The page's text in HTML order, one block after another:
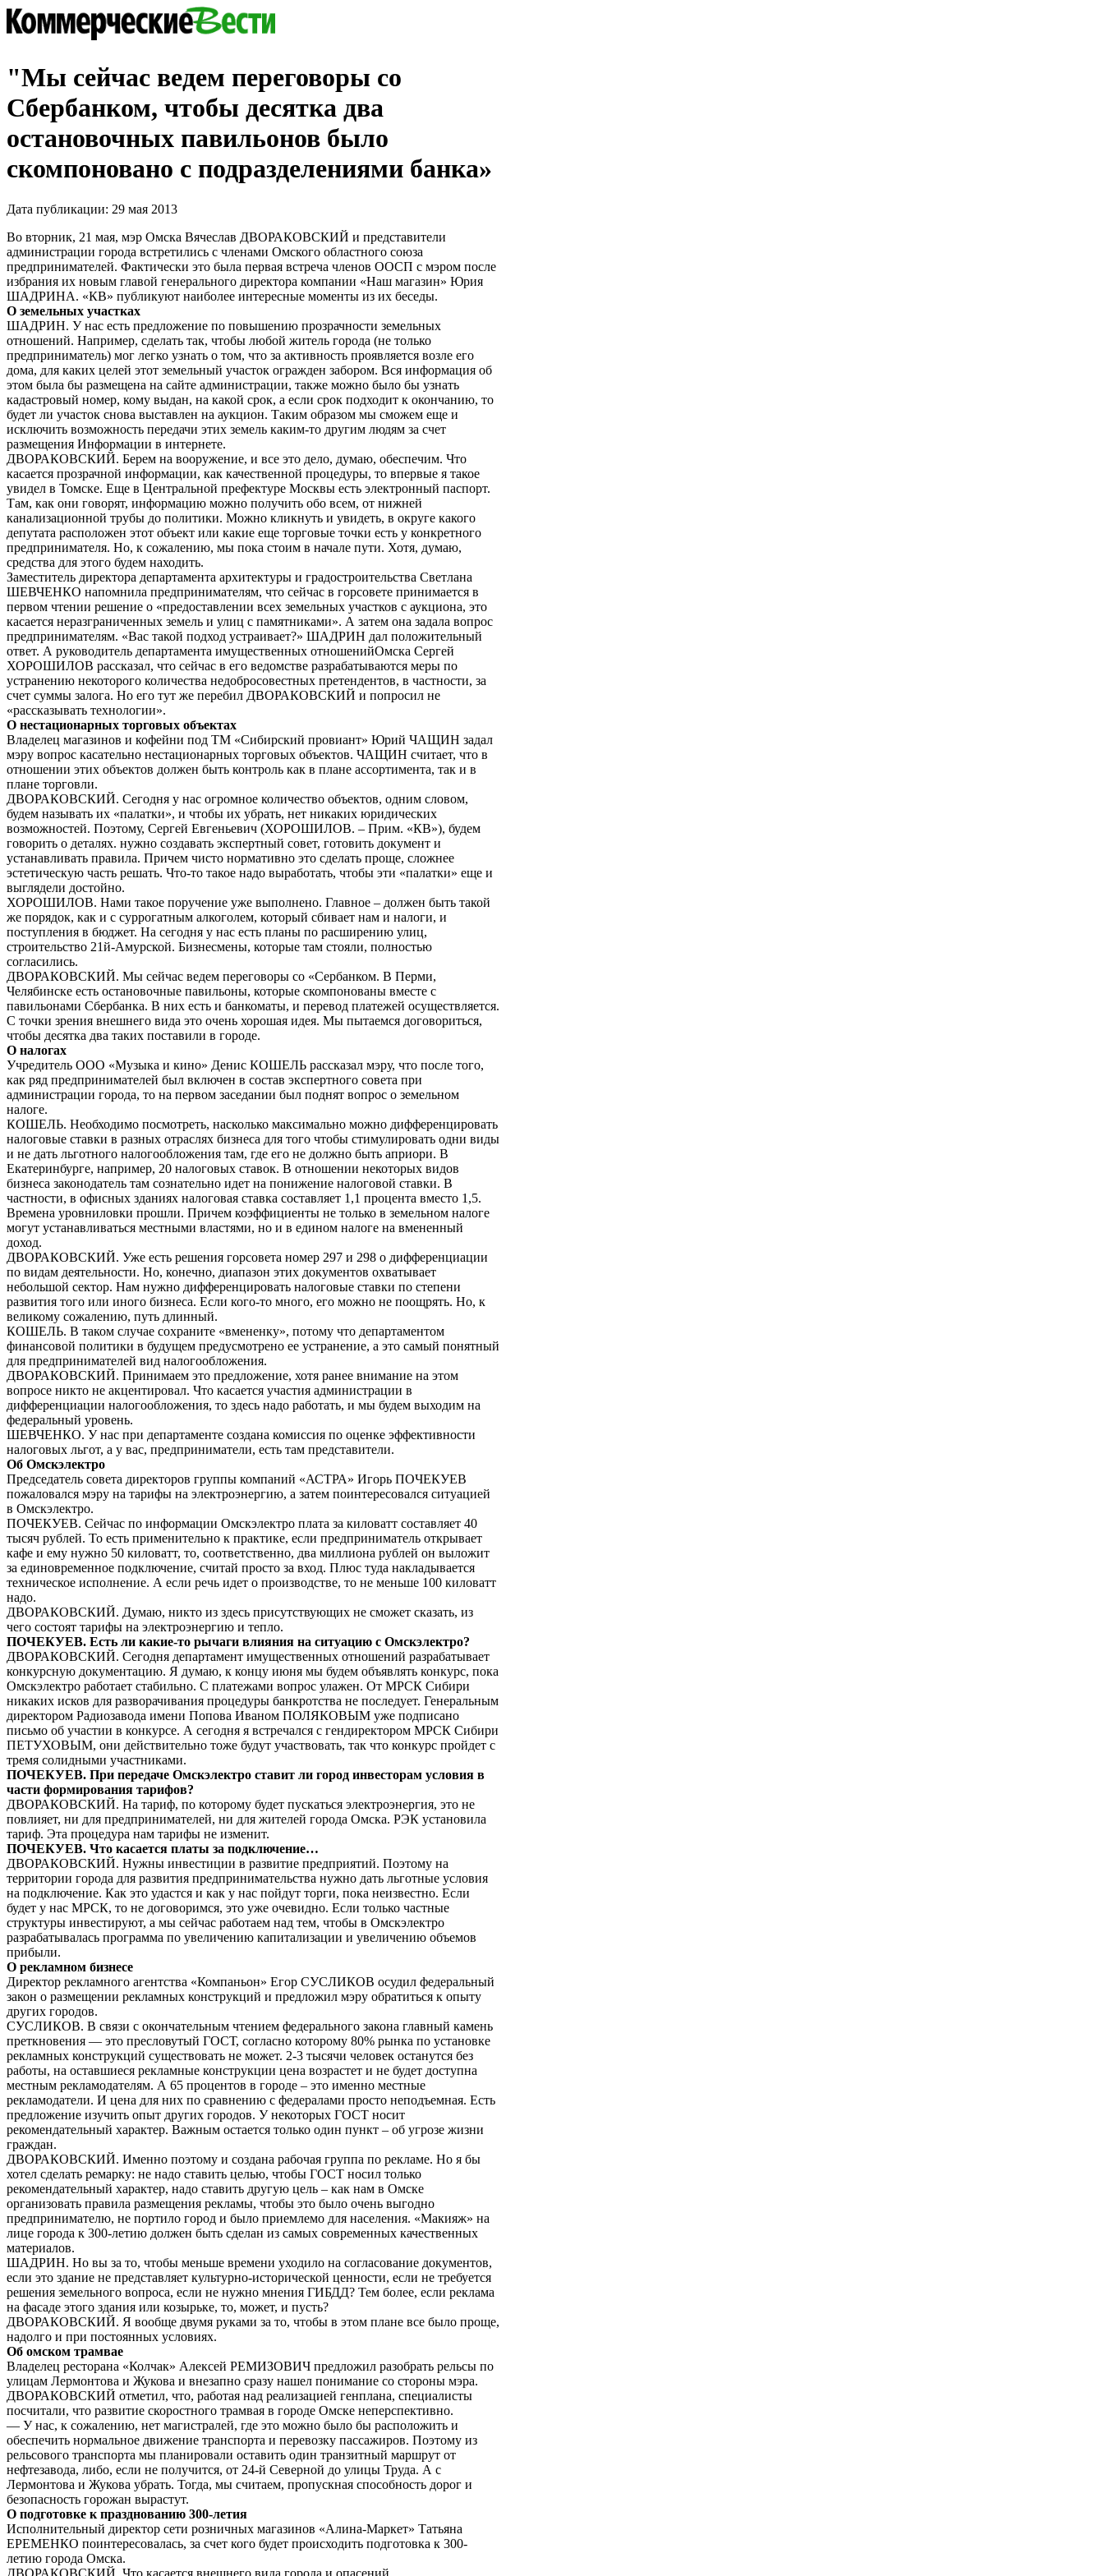
"Мы сейчас ведем переговоры со
Сбербанком, чтобы десятка два
остановочных павильонов было
скомпоновано с подразделениями банка»
Дата публикации: 29 мая 2013
Во вторник, 21 мая, мэр Омска Вячеслав ДВОРАКОВСКИЙ и представители
администрации города встретились с членами Омского областного союза
предпринимателей. Фактически это была первая встреча членов ООСП с мэром после
избрания их новым главой генерального директора компании «Наш магазин» Юрия
ШАДРИНА. «КВ» публикуют наиболее интересные моменты из их беседы.
О земельных участках
ШАДРИН. У нас есть предложение по повышению прозрачности земельных
отношений. Например, сделать так, чтобы любой житель города (не только
предприниматель) мог легко узнать о том, что за активность проявляется возле его
дома, для каких целей этот земельный участок огражден забором. Вся информация об
этом была бы размещена на сайте администрации, также можно было бы узнать
кадастровый номер, кому выдан, на какой срок, а если срок подходит к окончанию, то
будет ли участок снова выставлен на аукцион. Таким образом мы сможем еще и
исключить возможность передачи этих земель каким-то другим людям за счет
размещения Информации в интернете.
ДВОРАКОВСКИЙ. Берем на вооружение, и все это дело, думаю, обеспечим. Что
касается прозрачной информации, как качественной процедуры, то впервые я такое
увидел в Томске. Еще в Центральной префектуре Москвы есть электронный паспорт.
Там, как они говорят, информацию можно получить обо всем, от нижней
канализационной трубы до политики. Можно кликнуть и увидеть, в округе какого
депутата расположен этот объект или какие еще торговые точки есть у конкретного
предпринимателя. Но, к сожалению, мы пока стоим в начале пути. Хотя, думаю,
средства для этого будем находить.
Заместитель директора департамента архитектуры и градостроительства Светлана
ШЕВЧЕНКО напомнила предпринимателям, что сейчас в горсовете принимается в
первом чтении решение о «предоставлении всех земельных участков с аукциона, это
касается неразграниченных земель и улиц с памятниками». А затем она задала вопрос
предпринимателям. «Вас такой подход устраивает?» ШАДРИН дал положительный
ответ. А руководитель департамента имущественных отношенийОмска Сергей
ХОРОШИЛОВ рассказал, что сейчас в его ведомстве разрабатываются меры по
устранению некоторого количества недобросовестных претендентов, в частности, за
счет суммы залога. Но его тут же перебил ДВОРАКОВСКИЙ и попросил не
«рассказывать технологии».
О нестационарных торговых объектах
Владелец магазинов и кофейни под ТМ «Сибирский провиант» Юрий ЧАЩИН задал
мэру вопрос касательно нестационарных торговых объектов. ЧАЩИН считает, что в
отношении этих объектов должен быть контроль как в плане ассортимента, так и в
плане торговли.
ДВОРАКОВСКИЙ. Сегодня у нас огромное количество объектов, одним словом,
будем называть их «палатки», и чтобы их убрать, нет никаких юридических
возможностей. Поэтому, Сергей Евгеньевич (ХОРОШИЛОВ. – Прим. «КВ»), будем
говорить о деталях. нужно создавать экспертный совет, готовить документ и
устанавливать правила. Причем чисто нормативно это сделать проще, сложнее
эстетическую часть решать. Что-то такое надо выработать, чтобы эти «палатки» еще и
выглядели достойно.
ХОРОШИЛОВ. Нами такое поручение уже выполнено. Главное – должен быть такой
же порядок, как и с суррогатным алкоголем, который сбивает нам и налоги, и
поступления в бюджет. На сегодня у нас есть планы по расширению улиц,
строительство 21й-Амурской. Бизнесмены, которые там стояли, полностью
согласились.
ДВОРАКОВСКИЙ. Мы сейчас ведем переговоры со «Сербанком. В Перми,
Челябинске есть остановочные павильоны, которые скомпонованы вместе с
павильонами Сбербанка. В них есть и банкоматы, и перевод платежей осуществляется.
С точки зрения внешнего вида это очень хорошая идея. Мы пытаемся договориться,
чтобы десятка два таких поставили в городе.
О налогах
Учредитель ООО «Музыка и кино» Денис КОШЕЛЬ рассказал мэру, что после того,
как ряд предпринимателей был включен в состав экспертного совета при
администрации города, то на первом заседании был поднят вопрос о земельном
налоге.
КОШЕЛЬ. Необходимо посмотреть, насколько максимально можно дифференцировать
налоговые ставки в разных отраслях бизнеса для того чтобы стимулировать одни виды
и не дать льготного налогообложения там, где его не должно быть априори. В
Екатеринбурге, например, 20 налоговых ставок. В отношении некоторых видов
бизнеса законодатель там сознательно идет на понижение налоговой ставки. В
частности, в офисных зданиях налоговая ставка составляет 1,1 процента вместо 1,5.
Времена уровниловки прошли. Причем коэффициенты не только в земельном налоге
могут устанавливаться местными властями, но и в едином налоге на вмененный
доход.
ДВОРАКОВСКИЙ. Уже есть решения горсовета номер 297 и 298 о дифференциации
по видам деятельности. Но, конечно, диапазон этих документов охватывает
небольшой сектор. Нам нужно дифференцировать налоговые ставки по степени
развития того или иного бизнеса. Если кого-то много, его можно не поощрять. Но, к
великому сожалению, путь длинный.
КОШЕЛЬ. В таком случае сохраните «вмененку», потому что департаментом
финансовой политики в будущем предусмотрено ее устранение, а это самый понятный
для предпринимателей вид налогообложения.
ДВОРАКОВСКИЙ. Принимаем это предложение, хотя ранее внимание на этом
вопросе никто не акцентировал. Что касается участия администрации в
дифференциации налогообложения, то здесь надо работать, и мы будем выходим на
федеральный уровень.
ШЕВЧЕНКО. У нас при департаменте создана комиссия по оценке эффективности
налоговых льгот, а у вас, предприниматели, есть там представители.
Об Омскэлектро
Председатель совета директоров группы компаний «АСТРА» Игорь ПОЧЕКУЕВ
пожаловался мэру на тарифы на электроэнергию, а затем поинтересовался ситуацией
в Омскэлектро.
ПОЧЕКУЕВ. Сейчас по информации Омскэлектро плата за киловатт составляет 40
тысяч рублей. То есть применительно к практике, если предприниматель открывает
кафе и ему нужно 50 киловатт, то, соответственно, два миллиона рублей он выложит
за единовременное подключение, считай просто за вход. Плюс туда накладывается
техническое исполнение. А если речь идет о производстве, то не меньше 100 киловатт
надо.
ДВОРАКОВСКИЙ. Думаю, никто из здесь присутствующих не сможет сказать, из
чего состоят тарифы на электроэнергию и тепло.
ПОЧЕКУЕВ. Есть ли какие-то рычаги влияния на ситуацию с Омскэлектро?
ДВОРАКОВСКИЙ. Сегодня департамент имущественных отношений разрабатывает
конкурсную документацию. Я думаю, к концу июня мы будем объявлять конкурс, пока
Омскэлектро работает стабильно. С платежами вопрос улажен. От МРСК Сибири
никаких исков для разворачивания процедуры банкротства не последует. Генеральным
директором Радиозавода имени Попова Иваном ПОЛЯКОВЫМ уже подписано
письмо об участии в конкурсе. А сегодня я встречался с гендиректором МРСК Сибири
ПЕТУХОВЫМ, они действительно тоже будут участвовать, так что конкурс пройдет с
тремя солидными участниками.
ПОЧЕКУЕВ. При передаче Омскэлектро ставит ли город инвесторам условия в
части формирования тарифов?
ДВОРАКОВСКИЙ. На тариф, по которому будет пускаться электроэнергия, это не
повлияет, ни для предпринимателей, ни для жителей города Омска. РЭК установила
тариф. Эта процедура нам тарифы не изменит.
ПОЧЕКУЕВ. Что касается платы за подключение…
ДВОРАКОВСКИЙ. Нужны инвестиции в развитие предприятий. Поэтому на
территории города для развития предпринимательства нужно дать льготные условия
на подключение. Как это удастся и как у нас пойдут торги, пока неизвестно. Если
будет у нас МРСК, то не договоримся, это уже очевидно. Если только частные
структуры инвестируют, а мы сейчас работаем над тем, чтобы в Омскэлектро
разрабатывалась программа по увеличению капитализации и увеличению объемов
прибыли.
О рекламном бизнесе
Директор рекламного агентства «Компаньон» Егор СУСЛИКОВ осудил федеральный
закон о размещении рекламных конструкций и предложил мэру обратиться к опыту
других городов.
СУСЛИКОВ. В связи с окончательным чтением федерального закона главный камень
преткновения — это пресловутый ГОСТ, согласно которому 80% рынка по установке
рекламных конструкций существовать не может. 2-3 тысячи человек останутся без
работы, на оставшиеся рекламные конструкции цена возрастет и не будет доступна
местным рекламодателям. А 65 процентов в городе – это именно местные
рекламодатели. И цена для них по сравнению с федералами просто неподъемная. Есть
предложение изучить опыт других городов. У некоторых ГОСТ носит
рекомендательный характер. Важным остается только один пункт – об угрозе жизни
граждан.
ДВОРАКОВСКИЙ. Именно поэтому и создана рабочая группа по рекламе. Но я бы
хотел сделать ремарку: не надо ставить целью, чтобы ГОСТ носил только
рекомендательный характер, надо ставить другую цель – как нам в Омске
организовать правила размещения рекламы, чтобы это было очень выгодно
предпринимателю, не портило город и было приемлемо для населения. «Макияж» на
лице города к 300-летию должен быть сделан из самых современных качественных
материалов.
ШАДРИН. Но вы за то, чтобы меньше времени уходило на согласование документов,
если это здание не представляет культурно-исторической ценности, если не требуется
решения земельного вопроса, если не нужно мнения ГИБДД? Тем более, если реклама
на фасаде этого здания или козырьке, то, может, и пусть?
ДВОРАКОВСКИЙ. Я вообще двумя руками за то, чтобы в этом плане все было проще,
надолго и при постоянных условиях.
Об омском трамвае
Владелец ресторана «Колчак» Алексей РЕМИЗОВИЧ предложил разобрать рельсы по
улицам Лермонтова и Жукова и внезапно сразу нашел понимание со стороны мэра.
ДВОРАКОВСКИЙ отметил, что, работая над реализацией генплана, специалисты
посчитали, что развитие скоростного трамвая в городе Омске неперспективно.
— У нас, к сожалению, нет магистралей, где это можно было бы расположить и
обеспечить нормальное движение транспорта и перевозку пассажиров. Поэтому из
рельсового транспорта мы планировали оставить один транзитный маршрут от
нефтезавода, либо, если не получится, от 24-й Северной до улицы Труда. А с
Лермонтова и Жукова убрать. Тогда, мы считаем, пропускная способность дорог и
безопасность горожан вырастут.
О подготовке к празднованию 300-летия
Исполнительный директор сети розничных магазинов «Алина-Маркет» Татьяна
ЕРЕМЕНКО поинтересовалась, за счет кого будет происходить подготовка к 300-
летию города Омска.
ДВОРАКОВСКИЙ. Что касается внешнего вида города и опасений